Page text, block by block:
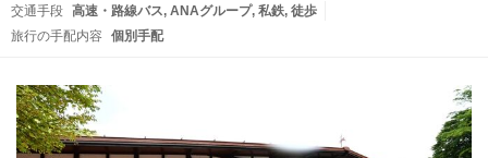
交通手段 高速・路線バス ANAグループ 私鉄 徒歩
旅行の手配内容
個別手配